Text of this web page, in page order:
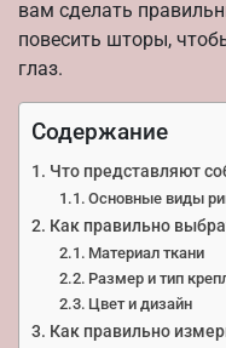
вам сделать
повесить шторы,
глаз.
Содержание
Что представляют
Основные виды
Как правильно
Материал ткани
Размер и тип
Цвет и дизайн
Как правильно